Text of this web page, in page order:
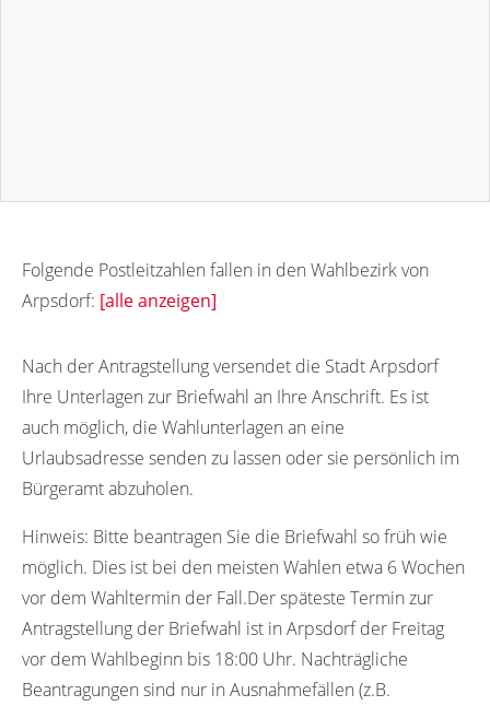
Folgende Postleitzahlen fallen in den Wahlbezirk von
Arpsdorf: [alle anzeigen]
Nach der Antragstellung versendet die Stadt Arpsdorf
Ihre Unterlagen zur Briefwahl an Ihre Anschrift. Es ist
auch möglich, die Wahlunterlagen an eine
Urlaubsadresse senden zu lassen oder sie persönlich im
Bürgeramt abzuholen.
Hinweis: Bitte beantragen Sie die Briefwahl so früh wie
möglich. Dies ist bei den meisten Wahlen etwa 6 Wochen
vor dem Wahltermin der Fall.Der späteste Termin zur
Antragstellung der Briefwahl ist in Arpsdorf der Freitag
vor dem Wahlbeginn bis 18:00 Uhr. Nachträgliche
Beantragungen sind nur in Ausnahmefällen (z.B.